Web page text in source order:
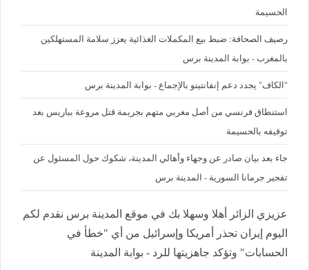
الحسيمة
رصيف الصحافة: ضبط بيع المكملات الغذائية يعزز سلامة المستهلكين
بالمغرب - بوابة المدينة برس
"الكاف" يجدد دعم إنفانتينو بالإجماع - بوابة المدينة برس
استنطاق فرنسي من أصل مغربي متهم بجريمة قتل مروعة بباريس بعد
توقيفه بالحسيمة
جاء بعد بيان صادر عن وجهاء وأهالي المدينة، شكوك حول المسئول عن
تفجير جرمانا السورية - المدينة برس
عزيزي الزائر أهلا وسهلا بك في موقع المدينة برس نقدم لكم
اليوم إيران تحذر أمريكا وإسرائيل من أي "خطأ في
الحسابات" وتؤكد جاهزيتها للرد - بوابة المدينة